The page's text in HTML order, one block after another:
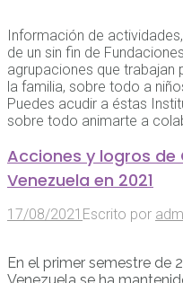
Información de
de un sin fin de
agrupaciones que trabajan
la familia, sobre todo a
Puedes acudir a éstas
sobre todo animarte a
Acciones y logros de
Venezuela en 2021
17/08/2021 Escrito por
En el primer semestre de
Venezuela se ha